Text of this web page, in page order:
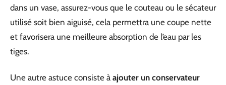
dans un vase, assurez-vous que le couteau ou le sécateur
utilisé soit bien aiguisé, cela permettra une coupe nette
et favorisera une meilleure absorption de l’eau par les
tiges.
Une autre astuce consiste à ajouter un conservateur